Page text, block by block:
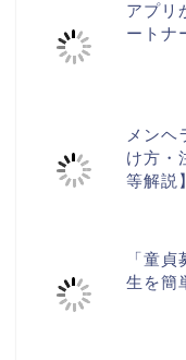
アプリ
ートナ
メンヘ
け方・
等解説】
「童
生を簡